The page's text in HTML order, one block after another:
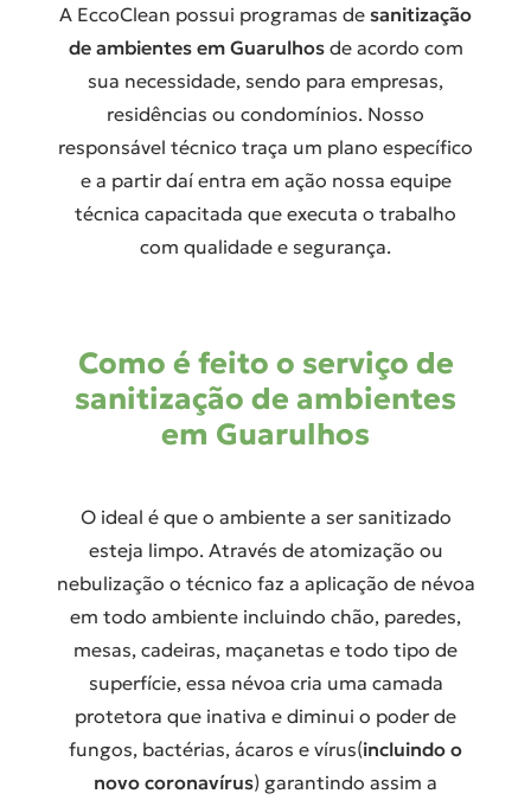
A EccoClean possui programas de sanitização
de ambientes em Guarulhosde acordo com
sua necessidade, sendo para empresas,
residências ou condomínios. Nosso
responsável técnico traça um plano específico
e a partir daí entra em ação nossa equipe
técnica capacitada que executa o trabalho
com qualidade e segurança.
Como é feito o serviço de
sanitização de ambientes
em Guarulhos
O ideal é que o ambiente a ser sanitizado
esteja limpo. Através de atomização ou
nebulização o técnico faz a aplicação de névoa
em todo ambiente incluindo chão, paredes,
mesas, cadeiras, maçanetas e todo tipo de
superfície, essa névoa cria uma camada
protetora que inativa e diminui o poder de
fungos, bactérias, ácaros e vírus(incluindo o
novo coronavírus) garantindo assim a